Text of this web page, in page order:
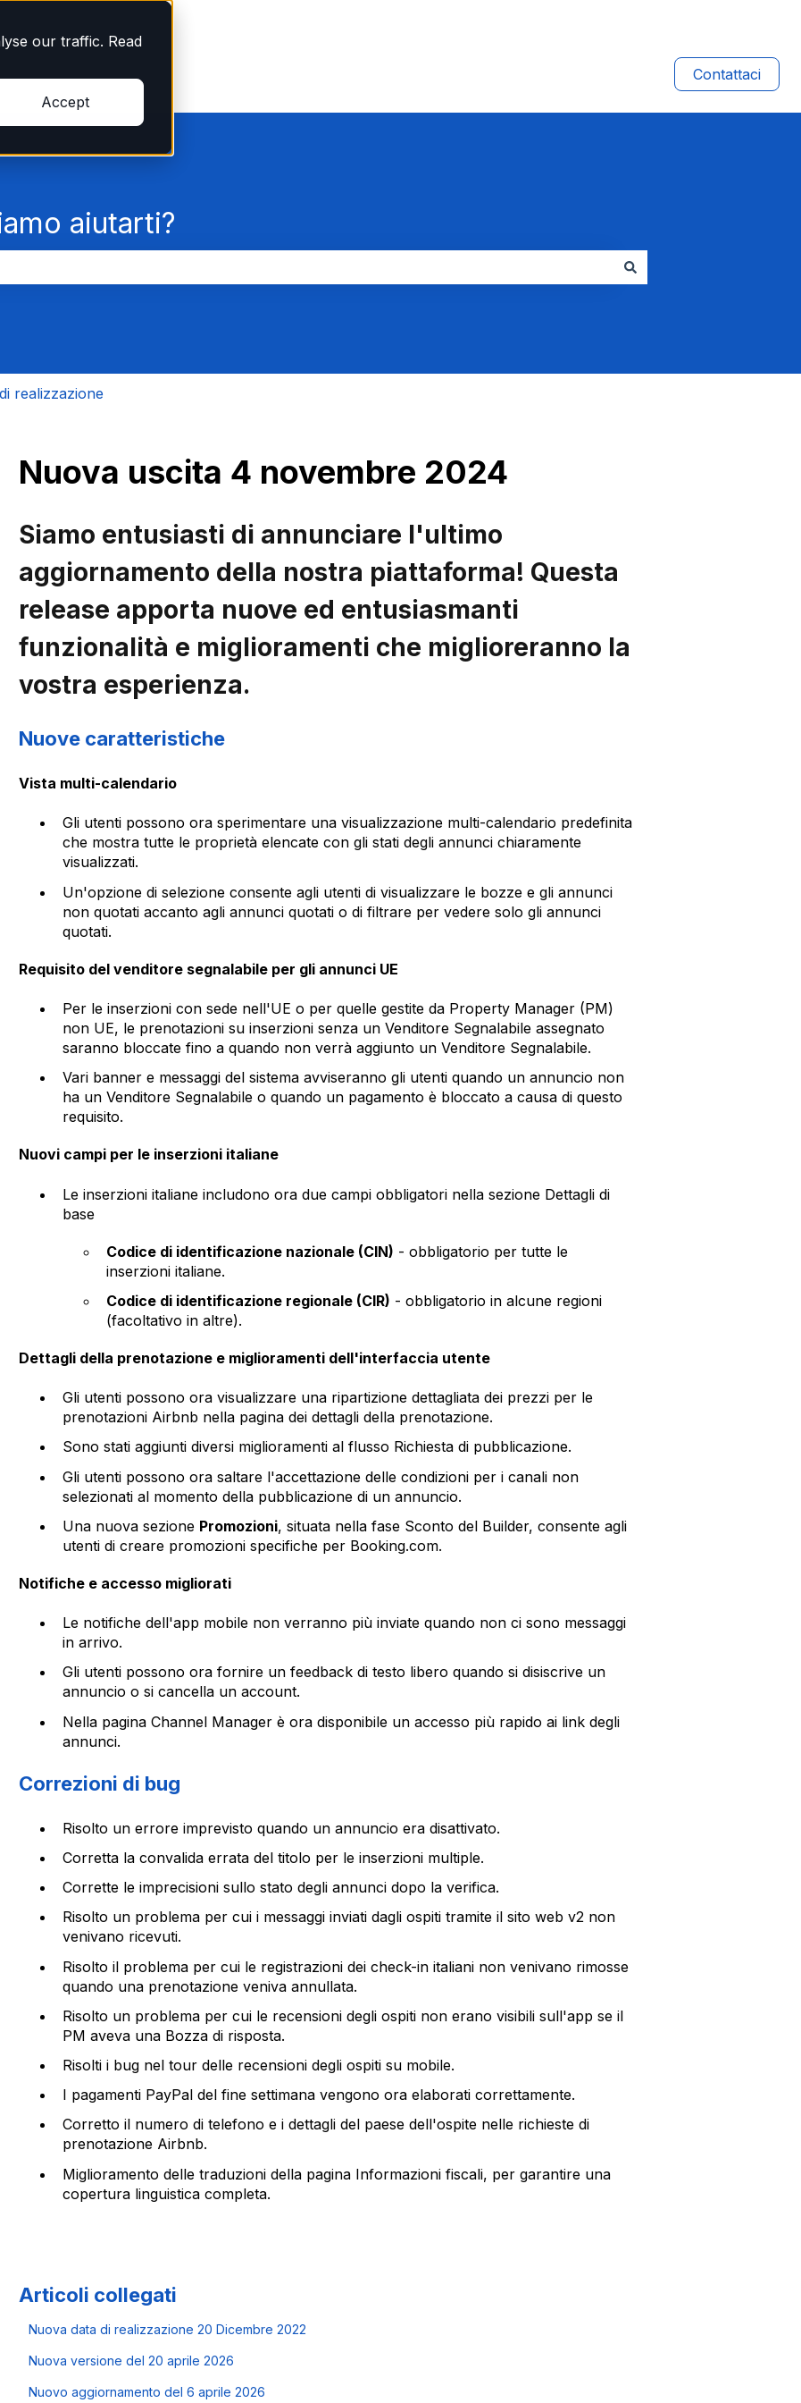
our traffic. Read
Accept
Contattaci
aiutarti?
realizzazione
Nuova uscita 4 novembre 2024
Siamo entusiasti di annunciare l'ultimo
aggiornamento della nostra piattaforma! Questa
release apporta nuove ed entusiasmanti
funzionalità e miglioramenti che miglioreranno la
vostra esperienza.
Nuove caratteristiche
Vista multi-calendario
Gli utenti possono ora sperimentare una visualizzazione multi-calendario predefinita
che mostra tutte le proprietà elencate con gli stati degli annunci chiaramente
visualizzati.
Un'opzione di selezione consente agli utenti di visualizzare le bozze e gli annunci
non quotati accanto agli annunci quotati o di filtrare per vedere solo gli annunci
quotati.
Requisito del venditore segnalabile per gli annunci UE
Per le inserzioni con sede nell'UE o per quelle gestite da Property Manager (PM)
non UE, le prenotazioni su inserzioni senza un Venditore Segnalabile assegnato
saranno bloccate fino a quando non verrà aggiunto un Venditore Segnalabile.
Vari banner e messaggi del sistema avviseranno gli utenti quando un annuncio non
ha un Venditore Segnalabile o quando un pagamento è bloccato a causa di questo
requisito.
Nuovi campi per le inserzioni italiane
Le inserzioni italiane includono ora due campi obbligatori nella sezione Dettagli di
base
Codice di identificazione nazionale (CIN) - obbligatorio per tutte le
inserzioni italiane.
Codice di identificazione regionale (CIR) - obbligatorio in alcune regioni
(facoltativo in altre).
Dettagli della prenotazione e miglioramenti dell'interfaccia utente
Gli utenti possono ora visualizzare una ripartizione dettagliata dei prezzi per le
prenotazioni Airbnb nella pagina dei dettagli della prenotazione.
Sono stati aggiunti diversi miglioramenti al flusso Richiesta di pubblicazione.
Gli utenti possono ora saltare l'accettazione delle condizioni per i canali non
selezionati al momento della pubblicazione di un annuncio.
Una nuova sezione Promozioni, situata nella fase Sconto del Builder, consente agli
utenti di creare promozioni specifiche per Booking.com.
Notifiche e accesso migliorati
Le notifiche dell'app mobile non verranno più inviate quando non ci sono messaggi
in arrivo.
Gli utenti possono ora fornire un feedback di testo libero quando si disiscrive un
annuncio o si cancella un account.
Nella pagina Channel Manager è ora disponibile un accesso più rapido ai link degli
annunci.
Correzioni di bug
Risolto un errore imprevisto quando un annuncio era disattivato.
Corretta la convalida errata del titolo per le inserzioni multiple.
Corrette le imprecisioni sullo stato degli annunci dopo la verifica.
Risolto un problema per cui i messaggi inviati dagli ospiti tramite il sito web v2 non
venivano ricevuti.
Risolto il problema per cui le registrazioni dei check-in italiani non venivano rimosse
quando una prenotazione veniva annullata.
Risolto un problema per cui le recensioni degli ospiti non erano visibili sull'app se il
PM aveva una Bozza di risposta.
Risolti i bug nel tour delle recensioni degli ospiti su mobile.
I pagamenti PayPal del fine settimana vengono ora elaborati correttamente.
Corretto il numero di telefono e i dettagli del paese dell'ospite nelle richieste di
prenotazione Airbnb.
Miglioramento delle traduzioni della pagina Informazioni fiscali, per garantire una
copertura linguistica completa.
Articoli collegati
Nuova data di realizzazione 20 Dicembre 2022
Nuova versione del 20 aprile 2026
Nuovo aggiornamento del 6 aprile 2026